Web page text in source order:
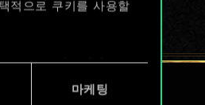
적으로 쿠키를 사용할
메뉴에서
마케팅